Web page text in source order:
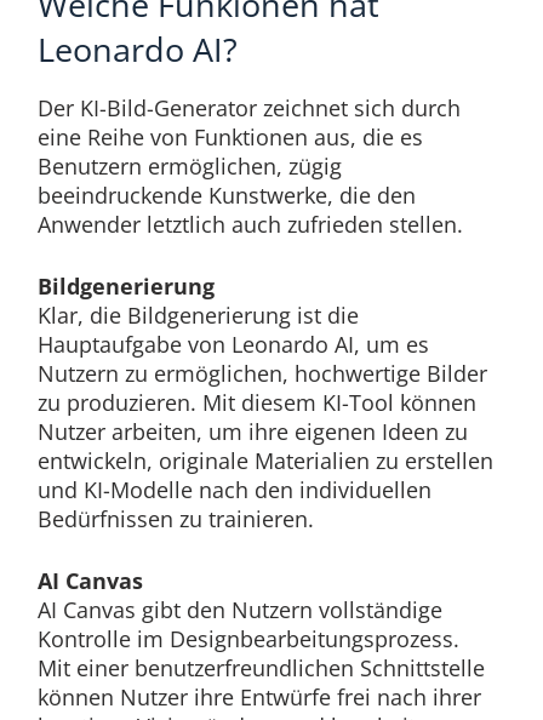
Leonardo AI?
Der KI-Bild-Generator zeichnet sich durch
eine Reihe von Funktionen aus, die es
Benutzern ermöglichen, zügig
beeindruckende Kunstwerke, die den
Anwender letztlich auch zufrieden stellen.
Bildgenerierung
Klar, die Bildgenerierung ist die
Hauptaufgabe von Leonardo AI, um es
Nutzern zu ermöglichen, hochwertige Bilder
zu produzieren. Mit diesem KI-Tool können
Nutzer arbeiten, um ihre eigenen Ideen zu
entwickeln, originale Materialien zu erstellen
und KI-Modelle nach den individuellen
Bedürfnissen zu trainieren.
AI Canvas
AI Canvas gibt den Nutzern vollständige
Kontrolle im Designbearbeitungsprozess.
Mit einer benutzerfreundlichen Schnittstelle
können Nutzer ihre Entwürfe frei nach ihrer